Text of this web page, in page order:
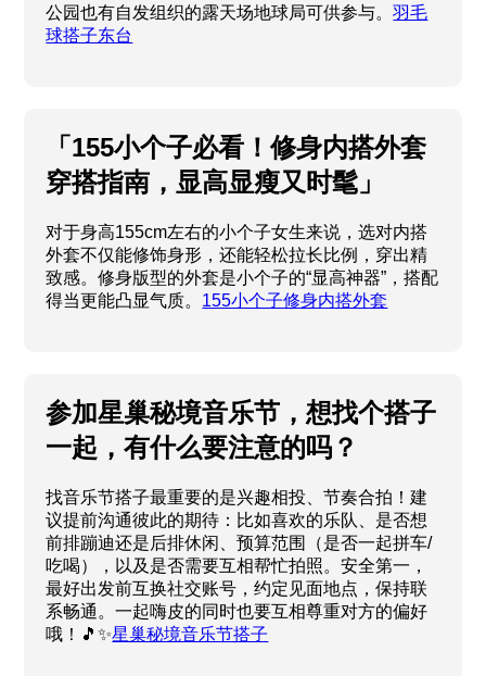
公园也有自发组织的露天场地球局可供参与。羽毛
球搭子东台
「155小个子必看！修身内搭外套
穿搭指南，显高显瘦又时髦」
对于身高155cm左右的小个子女生来说，选对内搭
外套不仅能修饰身形，还能轻松拉长比例，穿出精
致感。修身版型的外套是小个子的“显高神器”，搭配
得当更能凸显气质。 155小个子修身内搭外套
参加星巢秘境音乐节，想找个搭子
一起，有什么要注意的吗？
找音乐节搭子最重要的是兴趣相投、节奏合拍！建
议提前沟通彼此的期待：比如喜欢的乐队、是否想
前排蹦迪还是后排休闲、预算范围（是否一起拼车/
吃喝），以及是否需要互相帮忙拍照。安全第一，
最好出发前互换社交账号，约定见面地点，保持联
系畅通。一起嗨皮的同时也要互相尊重对方的偏好
哦！🎵✨星巢秘境音乐节搭子